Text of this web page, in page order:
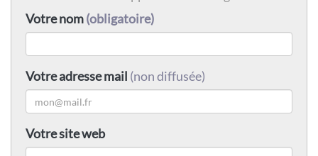
Votre nom(obligatoire)
Votre adresse mail (non diffusée)
Votre site web